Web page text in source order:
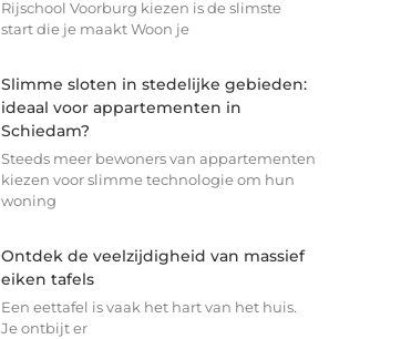
Rijschool Voorburg kiezen is de slimste
start die je maakt Woon je
Slimme sloten in stedelijke gebieden:
ideaal voor appartementen in
Schiedam?
Steeds meer bewoners van appartementen
kiezen voor slimme technologie om hun
woning
Ontdek de veelzijdigheid van massief
eiken tafels
Een eettafel is vaak het hart van het huis.
Je ontbijt er